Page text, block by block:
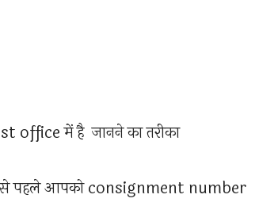
office में है जानने का तरीका
पहले आपको consignment number